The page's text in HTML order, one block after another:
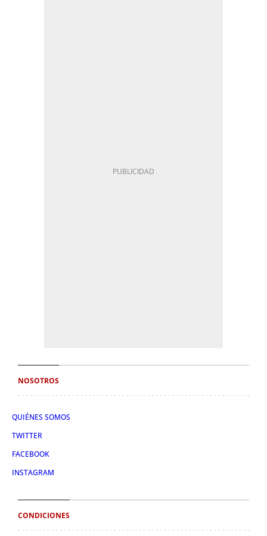
NOSOTROS
QUIÉNES SOMOS
TWITTER
FACEBOOK
INSTAGRAM
CONDICIONES